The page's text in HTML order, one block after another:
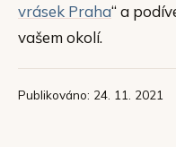
vrásek Praha“ a
vašem okolí.
Publikováno: 24. 11. 2021